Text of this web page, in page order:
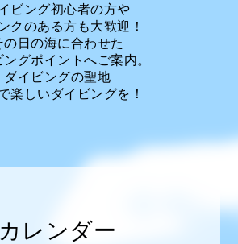
ビング初心者の方や
クのある方も大歓迎！
の日の海に合わせた
ングポイントへご案内。
ダイビングの聖地
楽しいダイビングを！
カレンダー